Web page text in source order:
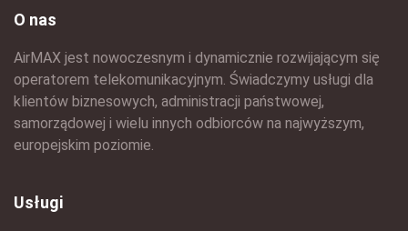
O nas
AirMAX jest nowoczesnym i dynamicznie rozwijającym się
operatorem telekomunikacyjnym. Świadczymy usługi dla
klientów biznesowych, administracji państwowej,
samorządowej i wielu innych odbiorców na najwyższym,
europejskim poziomie.
Usługi